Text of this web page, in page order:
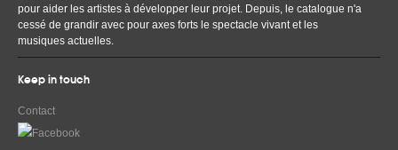
pour aider les artistes à développer leur projet. Depuis, le catalogue n'a
cessé de grandir avec pour axes forts le spectacle vivant et les
musiques actuelles.
Keep in touch
Contact